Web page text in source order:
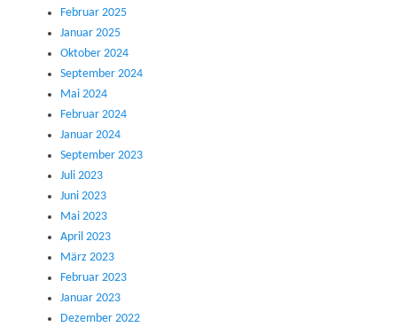
Februar 2025
Januar 2025
Oktober 2024
September 2024
Mai 2024
Februar 2024
Januar 2024
September 2023
Juli 2023
Juni 2023
Mai 2023
April 2023
März 2023
Februar 2023
Januar 2023
Dezember 2022